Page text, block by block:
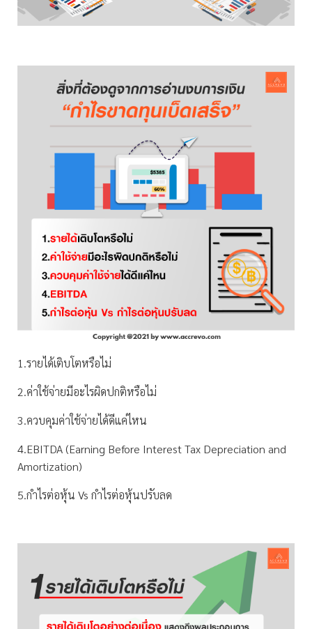
1.รายได้เติบโตหรือไม่
2.ค่าใช้จ่ายมีอะไรผิดปกติหรือไม่
3.ควบคุมค่าใช้จ่ายได้ดีแค่ไหน
4.EBITDA (Earning Before Interest Tax Depreciation and
Amortization)
5.กำไรต่อหุ้น Vs กำไรต่อหุ้นปรับลด